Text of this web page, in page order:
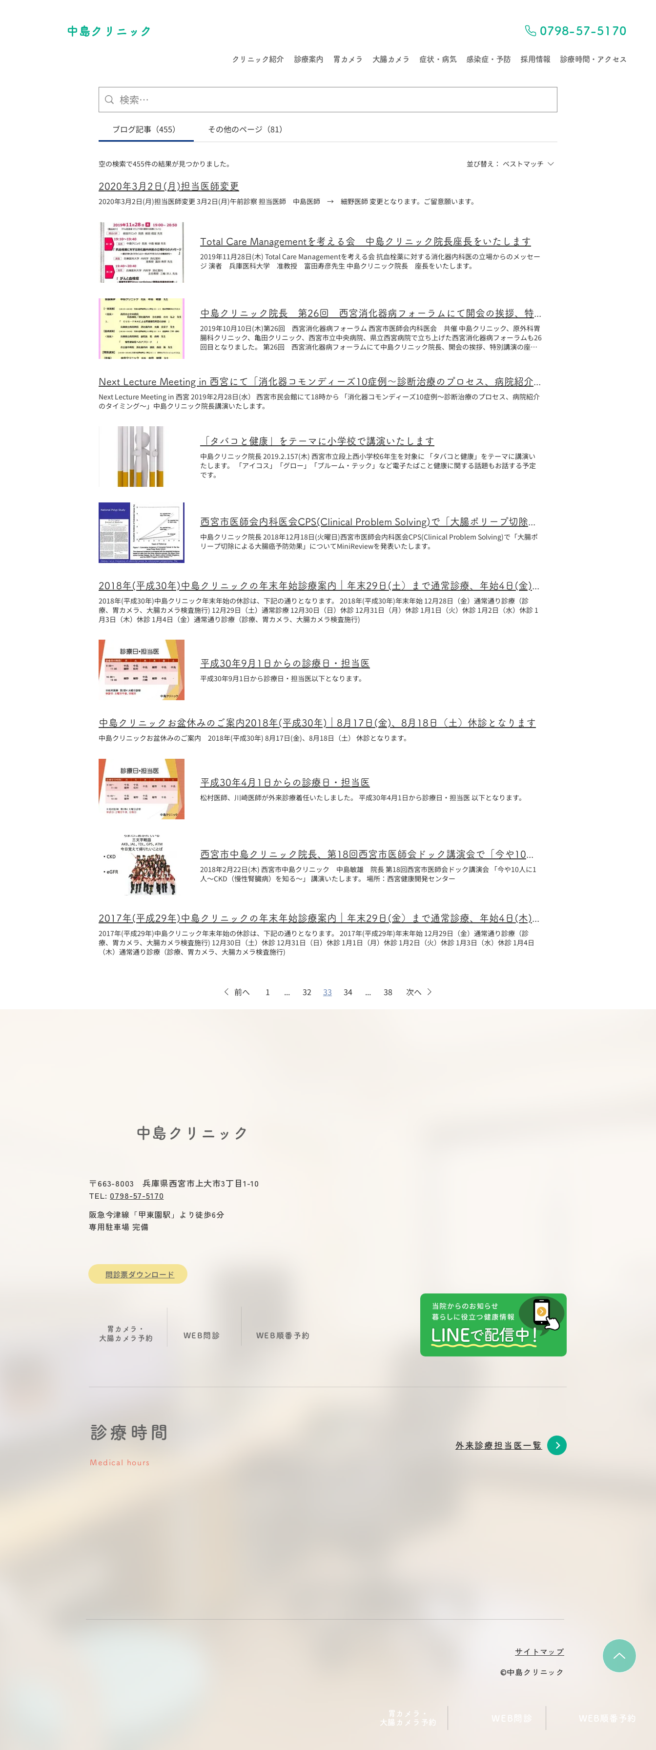
中島クリニック 0798-57-5170
クリニック紹介 診療案内 胃カメラ 大腸カメラ 症状・病気 感染症・予防 採用情報 診療時間・アクセス
ブログ記事（455） その他のページ（81）
空の検索で455件の結果が見つかりました。 並び替え： ベストマッチ
2020年3月2日(月)担当医師変更
2020年3月2日(月)担当医師変更 3月2日(月)午前診察 担当医師 中島医師 → 細野医師 変更となります。ご留意願います。
Total Care Managementを考える会 中島クリニック院長座長をいたします
2019年11月28日(木) Total Care Managementを考える会 抗血栓薬に対する消化器内科医の立場からのメッセー
ジ 演者 兵庫医科大学 准教授 富田寿彦先生 中島クリニック院長 座長をいたします。
2019年10月10日(木)第26回 西宮消化器病フォーラム 西宮市医師会内科医会 共催 中島クリニック、原外科胃
腸科クリニック、亀田クリニック、西宮市立中央病院、県立西宮病院で立ち上げた西宮消化器病フォーラムも26
回目となりました。 第26回 西宮消化器病フォーラムにて中島クリニック院長、開会の挨拶、特別講演の座長
Next Lecture Meeting in 西宮にて「消化器コモンディーズ10症例～診断治療のプロセス、病院紹介のタイミング～」講演いたします
Next Lecture Meeting in 西宮 2019年2月28日(水） 西宮市民会館にて18時から 「消化器コモンディーズ10症例～診断治療のプロセス、病院紹介
のタイミング～」中島クリニック院長講演いたします。
「タバコと健康」をテーマに小学校で講演いたします
中島クリニック院長 2019.2.157(木) 西宮市立段上西小学校6年生を対象に 「タバコと健康」をテーマに講演い
たします。 「アイコス」「グロー」「プルーム・テック」など電子たばこと健康に関する話題もお話する予定
です。
西宮市医師会内科医会CPS(Clinical Problem Solving)で「大腸ポリープ切除による大腸癌予防効果」についてMiniReviewを発表
中島クリニック院長 2018年12月18日(火曜日)西宮市医師会内科医会CPS(Clinical Problem Solving)で「大腸ポ
リープ切除による大腸癌予防効果」についてMiniReviewを発表いたします。
2018年(平成30年)中島クリニックの年末年始診療案内｜年末29日(土）まで通常診療、年始4日(金)から通常診療です。
2018年(平成30年)中島クリニック年末年始の休診は、下記の通りとなります。 2018年(平成30年)年末年始 12月28日（金）通常通り診療（診
療、胃カメラ、大腸カメラ検査施行) 12月29日（土）通常診療 12月30日（日）休診 12月31日（月）休診 1月1日（火）休診 1月2日（水）休診 1
月3日（木）休診 1月4日（金）通常通り診療（診療、胃カメラ、大腸カメラ検査施行)
平成30年9月1日からの診療日・担当医
平成30年9月1日から診療日・担当医以下となります。
中島クリニックお盆休みのご案内2018年(平成30年)｜8月17日(金)、8月18日（土）休診となります
中島クリニックお盆休みのご案内 2018年(平成30年) 8月17日(金)、8月18日（土） 休診となります。
平成30年4月1日からの診療日・担当医
松村医師、川崎医師が外来診療着任いたしました。 平成30年4月1日から診療日・担当医 以下となります。
西宮市中島クリニック院長、第18回西宮市医師会ドック講演会で「今や10人に1人 CKD（慢性腎臓病）を知る」を講演いたします
2018年2月22日(木) 西宮市中島クリニック 中島敏雄 院長 第18回西宮市医師会ドック講演会 「今や10人に1
人～CKD（慢性腎臓病）を知る～」 講演いたします。 場所：西宮健康開発センター
2017年(平成29年)中島クリニックの年末年始診療案内｜年末29日(金）まで通常診療、年始4日(木)から通常診療です。
2017年(平成29年)中島クリニック年末年始の休診は、下記の通りとなります。 2017年(平成29年)年末年始 12月29日（金）通常通り診療（診
療、胃カメラ、大腸カメラ検査施行) 12月30日（土）休診 12月31日（日）休診 1月1日（月）休診 1月2日（火）休診 1月3日（水）休診 1月4日
（木）通常通り診療（診療、胃カメラ、大腸カメラ検査施行)
前へ 1 ... 32 33 34 ... 38 次へ
胃カメラ・
大腸カメラ​予約
WEB問診 WEB順番予約
​中島クリニック
〒663-8003 兵庫県西宮市上大市3丁目1-10
TEL: 0798-57-5170
阪急今津線「甲東園駅」より徒歩6分
専用駐車場 完備
問診票ダウンロード
WEB問診
胃カメラ・
大腸カメラ ​予約 WEB順番予約
診療時間
Medical hours
外来診療担当医一覧
サイトマップ
©中島クリニック